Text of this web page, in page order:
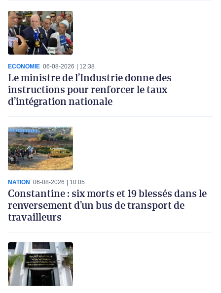
ECONOMIE 06-08-2026 12:38
Le ministre de l’Industrie donne des
instructions pour renforcer le taux
d’intégration nationale
NATION 06-08-2026 10:05
Constantine : six morts et 19 blessés dans le
renversement d’un bus de transport de
travailleurs